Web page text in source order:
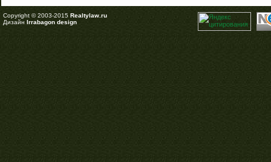
Copyright © 2003-2015 Realtylaw.ru
Дизайн Irrabagon design